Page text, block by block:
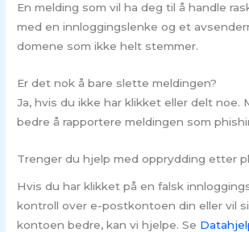
En melding som vil ha deg til å handle
med en innloggingslenke og et
domene som ikke helt stemmer.
Er det nok å bare slette meldingen?
Ja, hvis du ikke har klikket eller delt noe.
bedre å rapportere meldingen som
Trenger du hjelp med opprydding etter
Hvis du har klikket på en falsk
kontroll over e-postkontoen din eller vil
kontoen bedre, kan vi hjelpe. Se